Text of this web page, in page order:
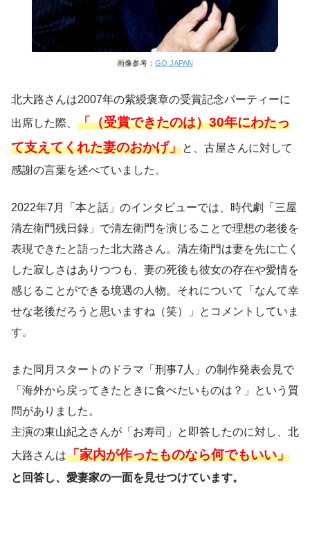
画像参考： GQ JAPAN
北大路さんは2007年の紫綬褒章の受賞記念パーティーに
出席した際、 「（受賞できたのは）30年にわたっ
て支えてくれた妻のおかげ」と、古屋さんに対して
感謝の言葉を述べていました。
2022年7月「本と話」のインタビューでは、時代劇「三屋
清左衛門残日録」で清左衛門を演じることで理想の老後を
表現できたと語った北大路さん。清左衛門は妻を先に亡く
した寂しさはありつつも、妻の死後も彼女の存在や愛情を
感じることができる境遇の人物。それについて「なんて幸
せな老後だろうと思いますね（笑）」とコメントしていま
す。
また同月スタートのドラマ「刑事7人」の制作発表会見で
「海外から戻ってきたときに食べたいものは？」という質
問がありました。
主演の東山紀之さんが「お寿司」と即答したのに対し、北
大路さんは「家内が作ったものなら何でもいい」
と回答し、愛妻家の一面を見せつけています。